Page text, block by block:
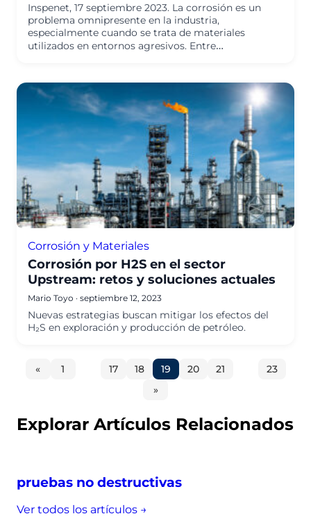
Inspenet, 17 septiembre 2023. La corrosión es un
problema omnipresente en la industria,
especialmente cuando se trata de materiales
utilizados en entornos agresivos. Entre…
Corrosión y Materiales
Corrosión por H2S en el sector
Upstream: retos y soluciones actuales
Mario Toyo · septiembre 12, 2023
Nuevas estrategias buscan mitigar los efectos del
H₂S en exploración y producción de petróleo.
anterior
« Ir a la
página
1 Ir a la
página
17 Ir a la
página
18 Ir a la
página
19 Ir a la
página
20 Ir a la
página
21 Ir a la
página
23
página
»
Explorar Artículos Relacionados
pruebas no destructivas
Ver todos los artículos →